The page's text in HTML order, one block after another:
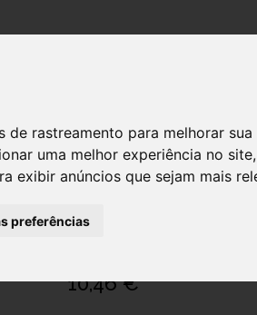
rastreamento para melhorar
uma melhor experiência no site,
exibir anúncios que sejam mais
preferências
A DERMA
Ref.: 6804724
10,46 €